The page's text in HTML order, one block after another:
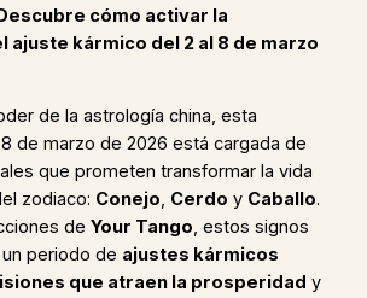
cómo activar la
ajuste kármico del 2 al 8 de marzo
de la astrología china, esta
de marzo de 2026 está cargada de
que prometen transformar la vida
zodiaco: Conejo, Cerdo y Caballo.
de Your Tango, estos signos
periodo de ajustes kármicos
que atraen la prosperidad y